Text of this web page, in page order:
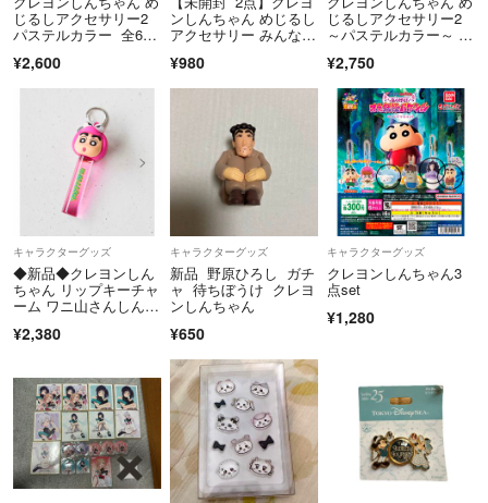
じるしアクセサリー2
パステルカラー 全6種
¥2,600
ンしんちゃん めじるし
アクセサリー みんなで
¥980
じるしアクセサリー2
～パステルカラー～ コ
¥2,750
キャラクターグッズ
◆新品◆クレヨンしん
ちゃん リップキーチャ
ーム ワニ山さんしんち
¥2,380
キャラクターグッズ
新品 野原ひろし ガチ
ャ 待ちぼうけ クレヨ
ンしんちゃん
¥650
キャラクターグッズ
クレヨンしんちゃん3
点set
¥1,280